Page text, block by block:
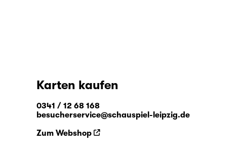
Karten kaufen
0341 / 12 68 168
besucherservice@schauspiel-leipzig.de
Zum Webshop